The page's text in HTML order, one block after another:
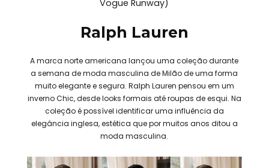
Vogue Runway)
Ralph Lauren
A marca norte americana lançou uma coleção durante
a semana de moda masculina de Milão de uma forma
muito elegante e segura. Ralph Lauren pensou em um
inverno Chic, desde looks formais até roupas de esqui. Na
coleção é possível identificar uma influência da
elegância inglesa, estética que por muitos anos ditou a
moda masculina.